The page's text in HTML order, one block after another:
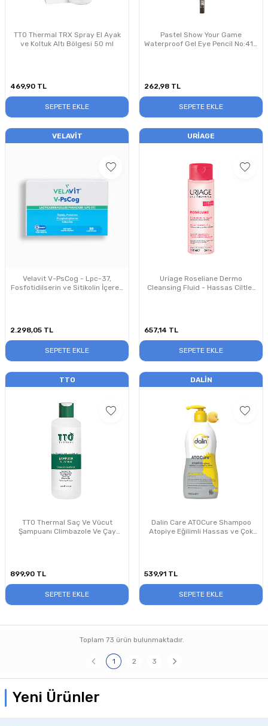
TTO Thermal TRX Spray El Ayak
ve Koltuk Altı Bölgesi 50 ml
469,90 TL
SEPETE EKLE
Pastel Show Your Game
Waterproof Gel Eye Pencil No:415
262,98 TL
SEPETE EKLE
VELAVIT
Velavit V-PsCog - Lpc-37,
Fosfotidilserin ve Sitikolin İçeren
2.298,05 TL
SEPETE EKLE
URIAGE
Uriage Roseliane Dermo
Cleansing Fluid - Hassas Ciltler
657,14 TL
SEPETE EKLE
TTO
TTO Thermal Saç Ve Vücut
Şampuanı Climbazole Ve Çay
899,90 TL
SEPETE EKLE
DALIN
Dalin Care ATOCure Shampoo
Atopiye Eğilimli Hassas ve Çok
539,91 TL
SEPETE EKLE
Toplam 73 ürün bulunmaktadır.
1 2 3
Yeni Ürünler